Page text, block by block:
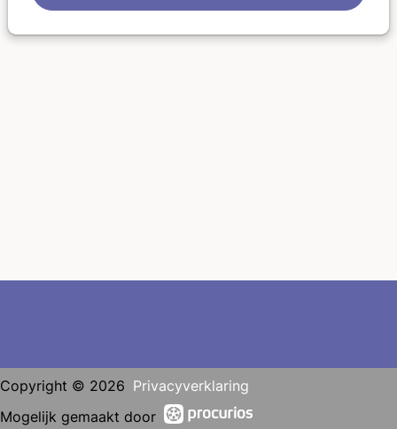
Copyright © 2026 Privacyverklaring
Mogelijk gemaakt door